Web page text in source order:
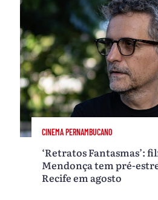
CINEMA PERNAMBUCANO
‘Retratos Fantasmas’:
Mendonça tem pré-
Recife em agosto